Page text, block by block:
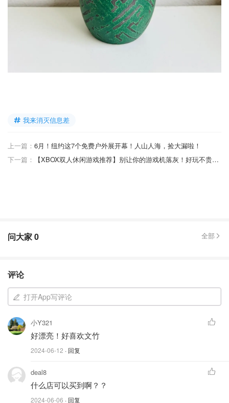
我来消灭信息差
上一篇： 6月！纽约这7个免费户外展开幕！人山人海，捡大漏啦！
下一篇：
【XBOX双人休闲游戏推荐】别让你的游戏机落灰！好玩不贵，根本停不下来！
问大家0 全部
评论
打开App写评论
小Y321
好漂亮！好喜欢文竹
2024-06-12 · 回复
deal8
什么店可以买到啊？？
2024-06-06 · 回复